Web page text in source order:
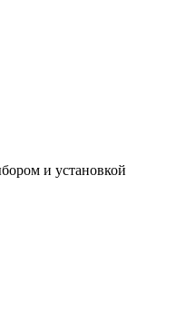
и установкой